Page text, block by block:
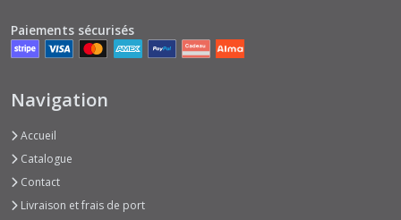
Paiements sécurisés
Navigation
Accueil
Catalogue
Contact
Livraison et frais de port